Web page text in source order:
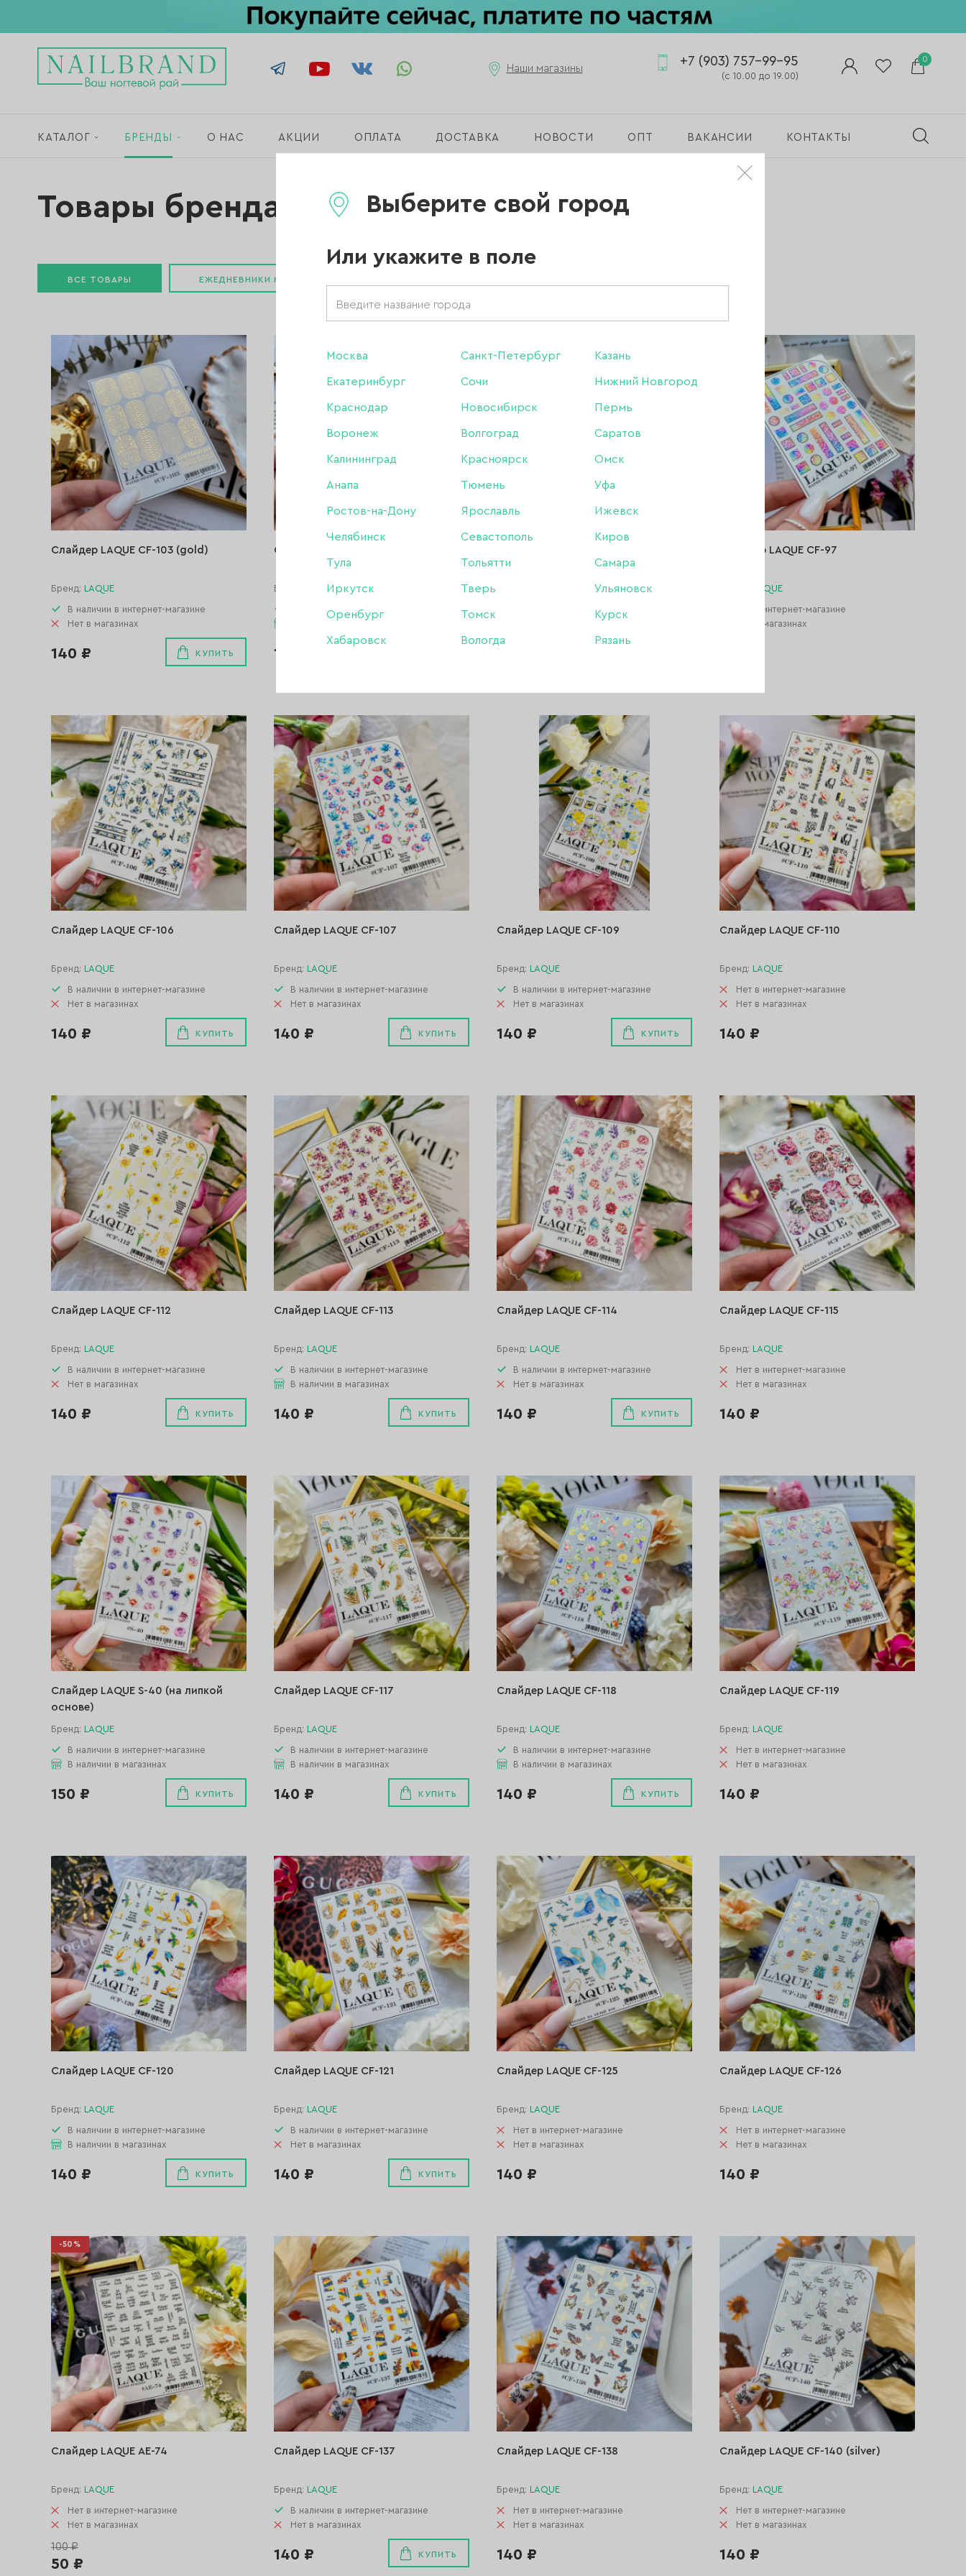
Выберите свой город
Или укажите в поле
Москва Санкт-Петербург Казань
Екатеринбург Сочи Нижний Новгород
Краснодар Новосибирск Пермь
Воронеж Волгоград Саратов
Калининград Красноярск Омск
Анапа Тюмень Уфа
Ростов-на-Дону Ярославль Ижевск
Челябинск Севастополь Киров
Тула Тольятти Самара
Иркутск Тверь Ульяновск
Оренбург Томск Курск
Хабаровск Вологда Рязань
Наши магазины
+7 (903) 757-99-95
(с 10.00 до 19.00)
0
КАТАЛОГ БРЕНДЫ О НАС АКЦИИ ОПЛАТА ДОСТАВКА НОВОСТИ ОПТ ВАКАНСИИ КОНТАКТЫ
Товары бренда «LAQUE»
ВСЕ ТОВАРЫ ЕЖЕДНЕВНИКИ МАСТЕРА
Слайдер LAQUE CF-103 (gold)
Бренд: LAQUE
В наличии в интернет-магазине
Нет в магазинах
140 ₽ КУПИТЬ
Слайдер LAQUE CF-104
Бренд: LAQUE
В наличии в интернет-магазине
В наличии в магазинах
140 ₽
В наличии в интернет-магазине
В наличии в магазинах
Слайдер LAQUE CF-97
LAQUE
Нет в интернет-магазине
Нет в магазинах
Слайдер LAQUE CF-106
Бренд: LAQUE
В наличии в интернет-магазине
Нет в магазинах
140 ₽ КУПИТЬ
Слайдер LAQUE CF-107
Бренд: LAQUE
В наличии в интернет-магазине
Нет в магазинах
140 ₽ КУПИТЬ
Слайдер LAQUE CF-109
Бренд: LAQUE
В наличии в интернет-магазине
Нет в магазинах
140 ₽ КУПИТЬ
Слайдер LAQUE CF-110
Бренд: LAQUE
Нет в интернет-магазине
Нет в магазинах
140 ₽
Слайдер LAQUE CF-112
Бренд: LAQUE
В наличии в интернет-магазине
Нет в магазинах
140 ₽ КУПИТЬ
Слайдер LAQUE CF-113
Бренд: LAQUE
В наличии в интернет-магазине
В наличии в магазинах
140 ₽ КУПИТЬ
Слайдер LAQUE CF-114
Бренд: LAQUE
В наличии в интернет-магазине
Нет в магазинах
140 ₽ КУПИТЬ
Слайдер LAQUE CF-115
Бренд: LAQUE
Нет в интернет-магазине
Нет в магазинах
140 ₽
Слайдер LAQUE S-40 (на липкой
основе)
Бренд: LAQUE
В наличии в интернет-магазине
В наличии в магазинах
150 ₽ КУПИТЬ
Слайдер LAQUE CF-117
Бренд: LAQUE
В наличии в интернет-магазине
В наличии в магазинах
140 ₽ КУПИТЬ
Слайдер LAQUE CF-118
Бренд: LAQUE
В наличии в интернет-магазине
В наличии в магазинах
140 ₽ КУПИТЬ
Слайдер LAQUE CF-119
Бренд: LAQUE
Нет в интернет-магазине
Нет в магазинах
140 ₽
Слайдер LAQUE CF-120
Бренд: LAQUE
В наличии в интернет-магазине
В наличии в магазинах
140 ₽ КУПИТЬ
Слайдер LAQUE CF-121
Бренд: LAQUE
В наличии в интернет-магазине
Нет в магазинах
140 ₽ КУПИТЬ
Слайдер LAQUE CF-125
Бренд: LAQUE
Нет в интернет-магазине
Нет в магазинах
140 ₽
Слайдер LAQUE CF-126
Бренд: LAQUE
Нет в интернет-магазине
Нет в магазинах
140 ₽
-50%
Слайдер LAQUE AE-74
Бренд: LAQUE
Нет в интернет-магазине
Нет в магазинах
100 ₽
50 ₽
Слайдер LAQUE CF-137
Бренд: LAQUE
В наличии в интернет-магазине
Нет в магазинах
140 ₽ КУПИТЬ
Слайдер LAQUE CF-138
Бренд: LAQUE
Нет в интернет-магазине
Нет в магазинах
140 ₽
Слайдер LAQUE CF-140 (silver)
Бренд: LAQUE
Нет в интернет-магазине
Нет в магазинах
140 ₽